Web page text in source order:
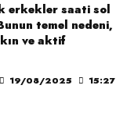
erkekler saati sol
temel nedeni,
ve aktif
sağ elin daha
19/08/2025 15:27